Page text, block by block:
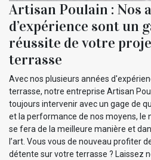
Artisan Poulain : Nos
d’expérience sont un
réussite de votre
terrasse
Avec nos plusieurs années
terrasse, notre entreprise Artisan
toujours intervenir avec un gage de
et la performance de nos moyens, le
se fera de la meilleure manière et
l’art. Vous vous de nouveau profiter
détente sur votre terrasse ? Laissez